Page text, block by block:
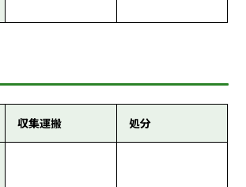
収集運搬 処分